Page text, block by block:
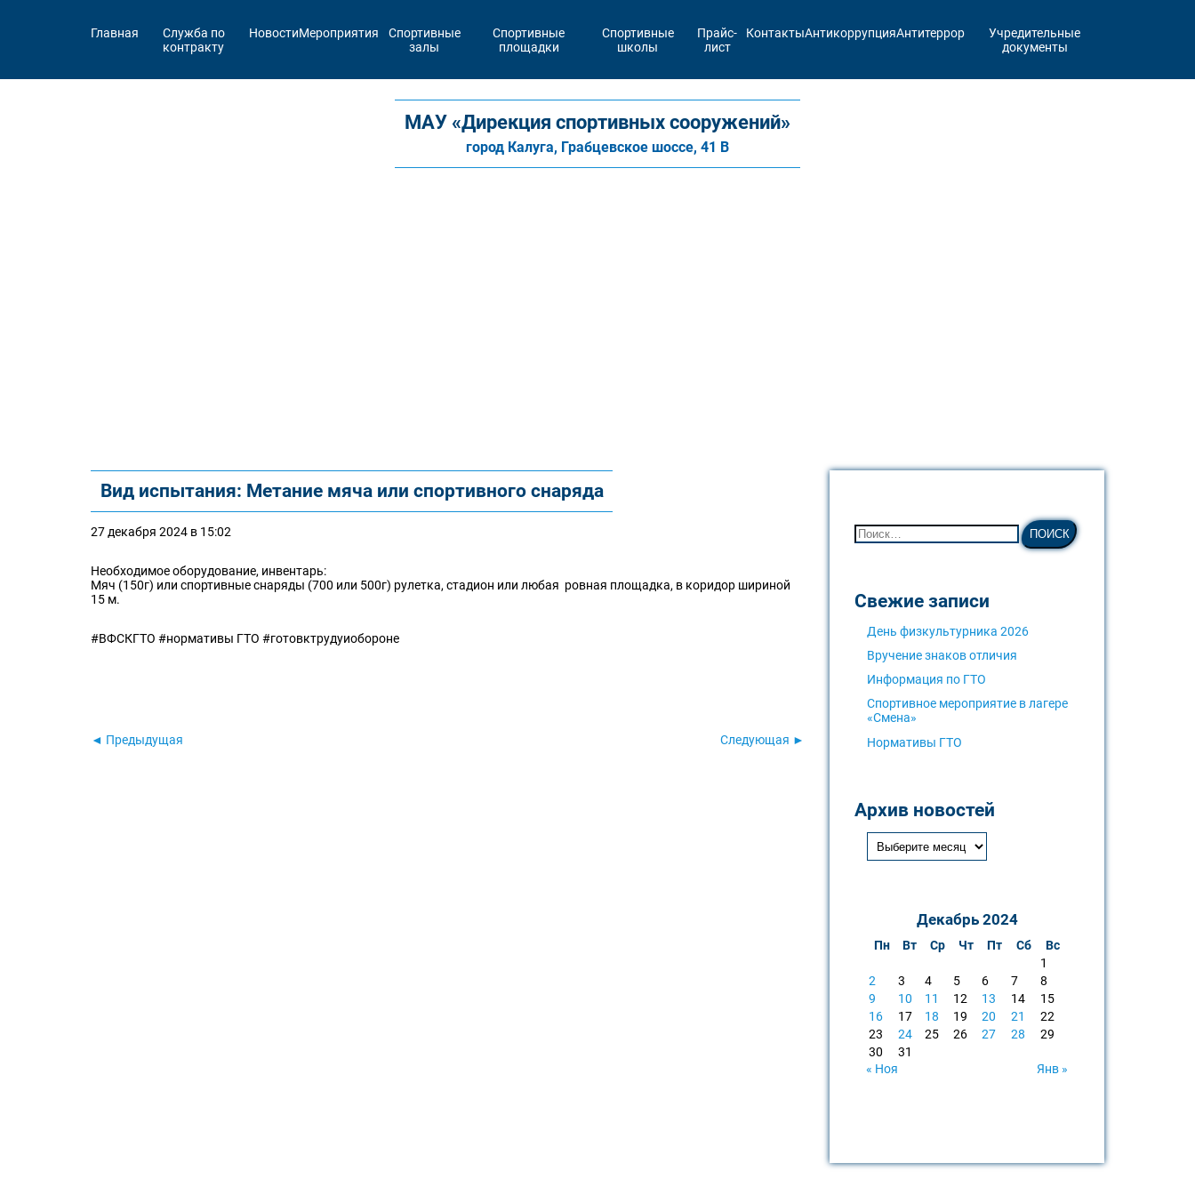
Главная
Служба по
контракту
НовостиМероприятия
Спортивные
залы
Спортивные
площадки
Спортивные
школы
Прайс-
лист
КонтактыАнтикоррупцияАнтитеррор
Учредительные
документы
МАУ «Дирекция спортивных сооружений»
город Калуга, Грабцевское шоссе, 41 В
Вид испытания: Метание мяча или спортивного снаряда
27 декабря 2024 в 15:02
Необходимое оборудование, инвентарь:
Мяч (150г) или спортивные снаряды (700 или 500г) рулетка, стадион или любая ровная площадка, в коридор шириной
15 м.
#ВФСКГТО #нормативы ГТО #готовктрудуиобороне
◄ Предыдущая Следующая ►
Свежие записи
День физкультурника 2026
Вручение знаков отличия
Информация по ГТО
Спортивное мероприятие в лагере
«Смена»
Нормативы ГТО
Архив новостей
Декабрь 2024
Пн Вт Ср Чт Пт Сб
Вс
1
2
3 4 5 6 7
8
9
10 11 12 13 14
15
16
17 18 19 20 21
22
23
24 25 26 27 28
29
30
31
« Ноя
Янв »